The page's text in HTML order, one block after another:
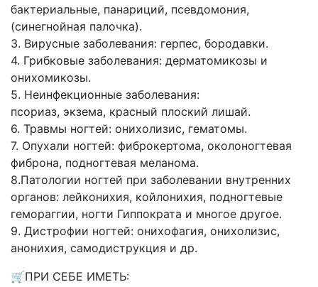
бактериальные, панариций, псевдомония,
(синегнойная палочка).
3. Вирусные заболевания: герпес, бородавки.
4. Грибковые заболевания: дерматомикозы и
онихомикозы.
5. Неинфекционные заболевания:
псориаз, экзема, красный плоский лишай.
6. Травмы ногтей: онихолизис, гематомы.
7. Опухали ногтей: фиброкертома, околоногтевая
фиброна, подногтевая меланома.
8.Патологии ногтей при заболевании внутренних
органов: лейконихия, койлонихия, подногтевые
гемораггии, ногти Гиппократа и многое другое.
9. Дистрофии ногтей: онихофагия, онихолизис,
анонихия, самодиструкция и др.
🛒ПРИ СЕБЕ ИМЕТЬ: